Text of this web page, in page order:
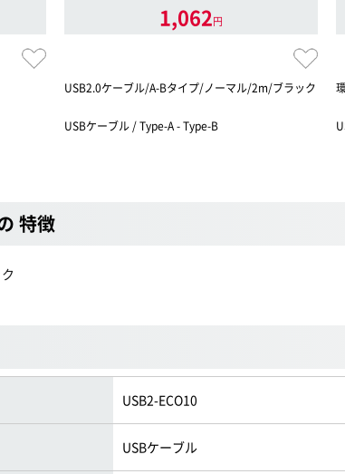
1,062円
USB2.0ケーブル/A-Bタイプ/ノーマル/2m/ブラック
USBケーブル / Type-A - Type-B
特徴
USB2-ECO10
USBケーブル